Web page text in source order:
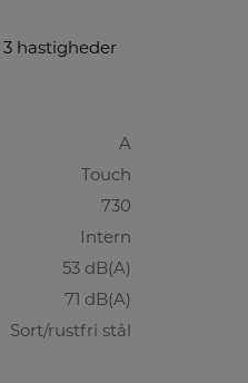
hastigheder
A
Touch
730
Intern
53 dB(A)
71 dB(A)
Sort/rustfri stål